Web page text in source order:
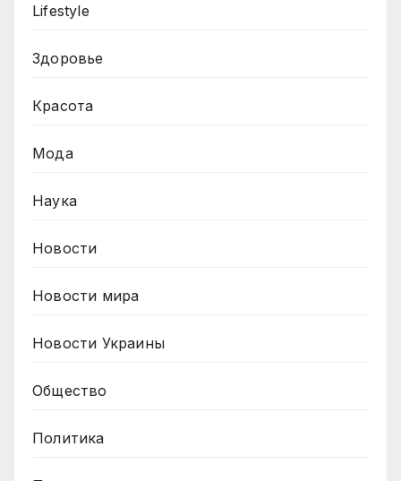
Lifestyle
Здоровье
Красота
Мода
Наука
Новости
Новости мира
Новости Украины
Общество
Политика